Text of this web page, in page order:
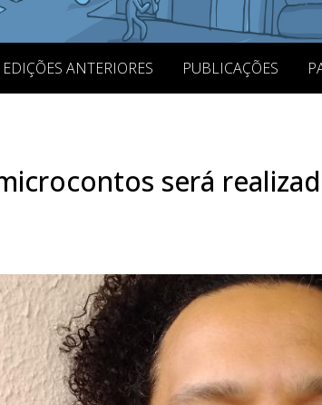
EDIÇÕES ANTERIORES PUBLICAÇÕES
será